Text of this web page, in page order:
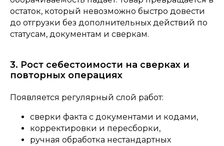
остаток, который невозможно быстро довести
до отгрузки без дополнительных действий по
статусам, документам и сверкам.
3. Рост себестоимости на сверках и
повторных операциях
Появляется регулярный слой работ:
сверки факта с документами и кодами,
корректировки и пересборки,
ручная обработка нестандартных